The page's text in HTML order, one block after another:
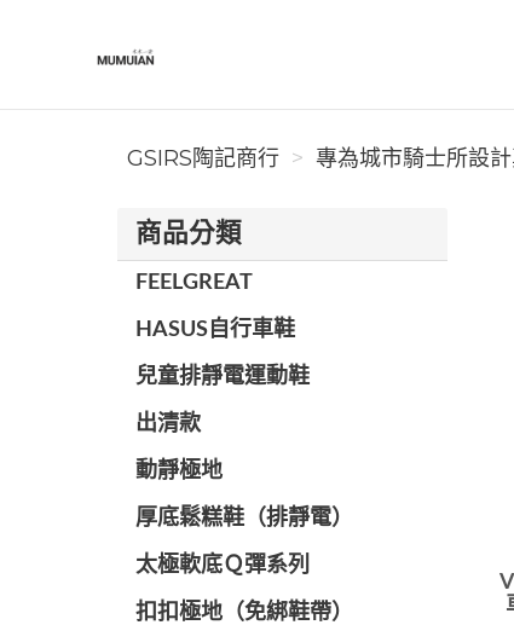
GSIRS陶記商行
GSIRS陶記商行 專為城市騎士所設
商品分類
FEELGREAT
HASUS自行車鞋
兒童排靜電運動鞋
出清款
動靜極地
厚底鬆糕鞋（排靜電）
太極軟底Ｑ彈系列
扣扣極地（免綁鞋帶）